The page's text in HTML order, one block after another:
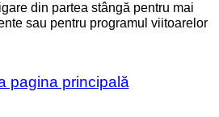
din partea stângă pentru mai
sau pentru programul viitoarelor
pagina principală